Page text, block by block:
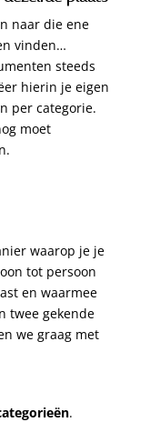
naar die ene
vinden…
steeds
hierin je eigen
per categorie.
moet
waarop je je
tot persoon
en waarmee
twee gekende
we graag met
.